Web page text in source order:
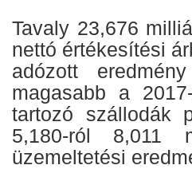
Tavaly 23,676
nettó értékesítési
adózott
magasabb a
tartozó szállodák
5,180-ról 8,011
üzemeltetési